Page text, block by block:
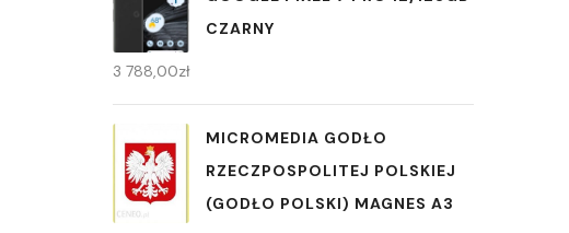
CZARNY
3 788,00zł
MICROMEDIA GODŁO
RZECZPOSPOLITEJ POLSKIEJ
(GODŁO POLSKI) MAGNES A3